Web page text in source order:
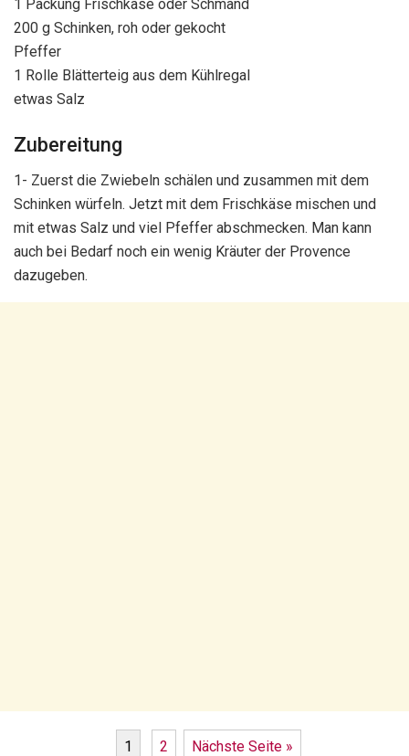
1 Packung Frischkäse oder Schmand
200 g Schinken, roh oder gekocht
Pfeffer
1 Rolle Blätterteig aus dem Kühlregal
etwas Salz
Zubereitung
1- Zuerst die Zwiebeln schälen und zusammen mit dem
Schinken würfeln. Jetzt mit dem Frischkäse mischen und
mit etwas Salz und viel Pfeffer abschmecken. Man kann
auch bei Bedarf noch ein wenig Kräuter der Provence
dazugeben.
1 2 Nächste Seite »